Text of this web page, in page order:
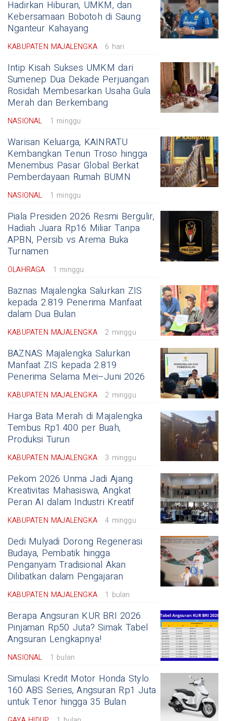
Hadirkan Hiburan, UMKM, dan
Kebersamaan Bobotoh di Saung
Nganteur Kahayang
KABUPATEN MAJALENGKA 6 hari
Intip Kisah Sukses UMKM dari
Sumenep Dua Dekade Perjuangan
Rosidah Membesarkan Usaha Gula
Merah dan Berkembang
NASIONAL 1 minggu
Warisan Keluarga, KAINRATU
Kembangkan Tenun Troso hingga
Menembus Pasar Global Berkat
Pemberdayaan Rumah BUMN
NASIONAL 1 minggu
Piala Presiden 2026 Resmi Bergulir,
Hadiah Juara Rp16 Miliar Tanpa
APBN, Persib vs Arema Buka
Turnamen
OLAHRAGA 1 minggu
Baznas Majalengka Salurkan ZIS
kepada 2.819 Penerima Manfaat
dalam Dua Bulan
KABUPATEN MAJALENGKA 2 minggu
BAZNAS Majalengka Salurkan
Manfaat ZIS kepada 2.819
Penerima Selama Mei–Juni 2026
KABUPATEN MAJALENGKA 2 minggu
Harga Bata Merah di Majalengka
Tembus Rp1.400 per Buah,
Produksi Turun
KABUPATEN MAJALENGKA 3 minggu
Pekom 2026 Unma Jadi Ajang
Kreativitas Mahasiswa, Angkat
Peran AI dalam Industri Kreatif
KABUPATEN MAJALENGKA 4 minggu
Dedi Mulyadi Dorong Regenerasi
Budaya, Pembatik hingga
Penganyam Tradisional Akan
Dilibatkan dalam Pengajaran
KABUPATEN MAJALENGKA 1 bulan
Berapa Angsuran KUR BRI 2026
Pinjaman Rp50 Juta? Simak Tabel
Angsuran Lengkapnya!
NASIONAL 1 bulan
Simulasi Kredit Motor Honda Stylo
160 ABS Series, Angsuran Rp1 Juta
untuk Tenor hingga 35 Bulan